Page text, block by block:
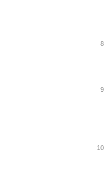
8
9
10